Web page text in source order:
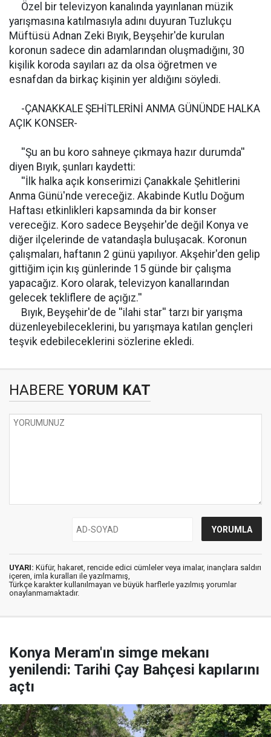
Özel bir televizyon kanalında yayınlanan müzik
yarışmasına katılmasıyla adını duyuran Tuzlukçu
Müftüsü Adnan Zeki Bıyık, Beyşehir'de kurulan
koronun sadece din adamlarından oluşmadığını, 30
kişilik koroda sayıları az da olsa öğretmen ve
esnafdan da birkaç kişinin yer aldığını söyledi.
-ÇANAKKALE ŞEHİTLERİNİ ANMA GÜNÜNDE HALKA
AÇIK KONSER-
''Şu an bu koro sahneye çıkmaya hazır durumda''
diyen Bıyık, şunları kaydetti:
''İlk halka açık konserimizi Çanakkale Şehitlerini
Anma Günü'nde vereceğiz. Akabinde Kutlu Doğum
Haftası etkinlikleri kapsamında da bir konser
vereceğiz. Koro sadece Beyşehir'de değil Konya ve
diğer ilçelerinde de vatandaşla buluşacak. Koronun
çalışmaları, haftanın 2 günü yapılıyor. Akşehir'den gelip
gittiğim için kış günlerinde 15 günde bir çalışma
yapacağız. Koro olarak, televizyon kanallarından
gelecek tekliflere de açığız.''
Bıyık, Beyşehir'de de ''ilahi star'' tarzı bir yarışma
düzenleyebileceklerini, bu yarışmaya katılan gençleri
teşvik edebileceklerini sözlerine ekledi.
HABERE YORUM KAT
UYARI: Küfür, hakaret, rencide edici cümleler veya imalar, inançlara saldırı
içeren, imla kuralları ile yazılmamış,
Türkçe karakter kullanılmayan ve büyük harflerle yazılmış yorumlar
onaylanmamaktadır.
Konya Meram'ın simge mekanı
yenilendi: Tarihi Çay Bahçesi kapılarını
açtı